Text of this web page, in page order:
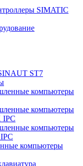
SIMATIC
ST7
компьютеры
компьютеры
IPC
компьютеры
компьютеры